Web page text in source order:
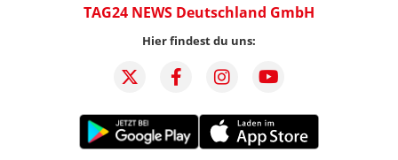
TAG24 NEWS Deutschland GmbH
Hier findest du uns: